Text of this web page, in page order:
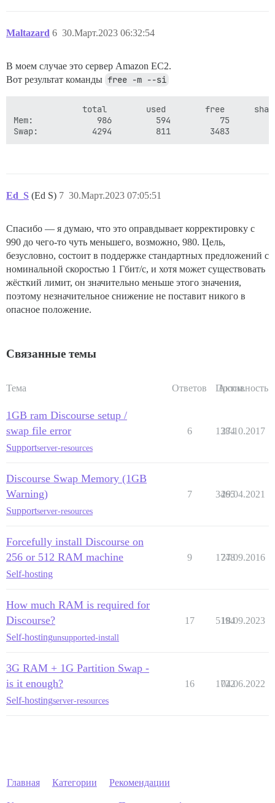
Maltazard 30.Март.2023 06:32:54
6
В моем случае это сервер Amazon EC2.
Вот результат команды free -m --si
total        used        free
Mem:             986         594          75
Ed_S (Ed S) 30.Март.2023 07:05:51
7
Спасибо — я думаю, что это оправдывает корректировку с
990 до чего-то чуть меньшего, возможно, 980. Цель,
безусловно, состоит в поддержке стандартных предложений с
номинальной скоростью 1 Гбит/с, и хотя может существовать
жёсткий лимит, он значительно меньше этого значения,
поэтому незначительное снижение не поставит никого в
опасное положение.
Связанные темы
Тема Ответов Просм.
Активность
1GB ram Discourse setup /
swap file error
Supportserver-resources
6 1384
27.10.2017
Discourse Swap Memory (1GB
Warning)
Supportserver-resources
7 3465
29.04.2021
Forcefully install Discourse on
256 or 512 RAM machine
Self-hosting
9 1748
27.09.2016
How much RAM is required for
Discourse?
Self-hostingunsupported-install
17 5194
18.09.2023
3G RAM + 1G Partition Swap -
is it enough?
Self-hostingserver-resources
16 1722
04.06.2022
Главная Категории Рекомендации